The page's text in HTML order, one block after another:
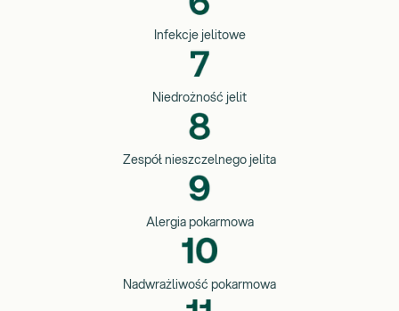
Infekcje jelitowe
Niedrożność jelit
Zespół nieszczelnego jelita
Alergia pokarmowa
Nadwrażliwość pokarmowa